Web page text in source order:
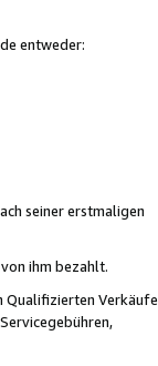
entweder:
seiner erstmaligen
ihm bezahlt.
Qualifizierten Verkäufe